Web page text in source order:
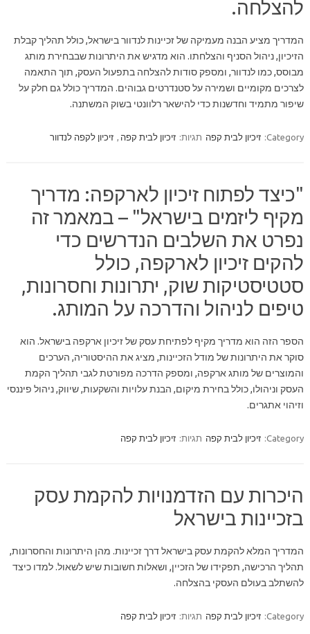
להצלחה.
המדריך מציע הבנה מעמיקה של זכיינות לנדוור בישראל, כולל תהליך קבלת
הזיכיון, ניהול הסניף והצלחתו. הוא מדגיש את היתרונות שבבחירת מותג
מבוסס, כמו לנדוור, ומספק סודות להצלחה בתפעול העסק, תוך התאמה
לצרכים מקומיים ושמירה על סטנדרטים גבוהים. המדריך כולל גם חלק על
שיפור מתמיד וחדשנות כדי להישאר רלוונטי בשוק המשתנה.
Category: זיכיון לבית קפה תגיות: זיכיון לבית קפה , זיכיון לקפה לנדוור
"כיצד לפתוח זיכיון לארקפה: מדריך
מקיף ליזמים בישראל" – במאמר זה
נפרט את השלבים הנדרשים כדי
להקים זיכיון לארקפה, כולל
סטטיסטיקות שוק, יתרונות וחסרונות,
טיפים לניהול והדרכה על המותג.
הספר הזה הוא מדריך מקיף לפתיחת עסק של זיכיון ארקפה בישראל. הוא
סוקר את היתרונות של מודל הזכיינות, מציג את ההיסטוריה, הערכים
והמוצרים של מותג ארקפה, ומספק הדרכה מפורטת לגבי תהליך הקמת
העסק וניהולו, כולל בחירת מיקום, הבנת עלויות והשקעות, שיווק, ניהול פיננסי
וזיהוי אתגרים.
Category: זיכיון לבית קפה תגיות: זיכיון לבית קפה
היכרות עם הזדמנויות להקמת עסק
בזכיינות בישראל
המדריך המלא להקמת עסק בישראל דרך זכיינות. מהן היתרונות והחסרונות,
תהליך הרכישה, תפקידו של הזכיין, ושאלות חשובות שיש לשאול. למדו כיצד
להשתלב בעולם העסקי בהצלחה.
Category: זיכיון לבית קפה תגיות: זיכיון לבית קפה